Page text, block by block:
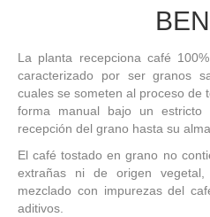
La planta recepciona café
caracterizado por ser granos
cuales se someten al proceso de
forma manual bajo un
recepción del grano hasta su
El café tostado en grano no
extrañas ni de origen
mezclado con impurezas del
aditivos.